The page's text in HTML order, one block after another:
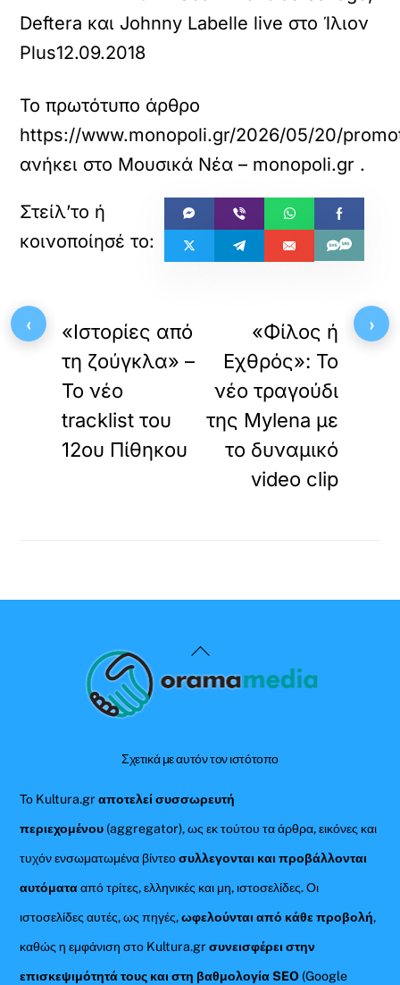
Deftera και Johnny Labelle live στο Ίλιον
Plus12.09.2018
Το πρωτότυπο άρθρο
https://www.monopoli.gr/2026/05/20/
ανήκει στο Μουσικά Νέα – monopoli.gr .
«
«Ιστορίες από
τη ζούγκλα» –
Το νέο
tracklist του
12ου Πίθηκου
»
«Φίλος ή
Εχθρός»: Το
νέο τραγούδι
της Mylena με
το δυναμικό
video clip
Back
To
Σχετικά με αυτόν τον ιστότοπο
Το Kultura.grαποτελεί συσσωρευτή
περιεχομένου (aggregator), ως εκ τούτου τα άρθρα, εικόνες και
τυχόν ενσωματωμένα βίντεοσυλλεγονται και προβάλλονται
αυτόματααπό τρίτες, ελληνικές και μη, ιστοσελίδες. Οι
ιστοσελίδες αυτές, ως πηγές,ωφελούνται από κάθε προβολή,
καθώς η εμφάνιση στο Kultura.gr συνεισφέρει στην
επισκεψιμότητά τους και στη βαθμολογία SEO (Google
‹ ›